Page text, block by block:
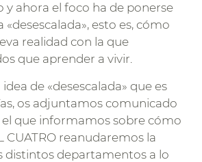
y ahora el foco ha de ponerse
«desescalada», esto es, cómo
realidad con la que
que aprender a vivir.
de «desescalada» que es
os adjuntamos comunicado
que informamos sobre cómo
CUATRO reanudaremos la
distintos departamentos a lo